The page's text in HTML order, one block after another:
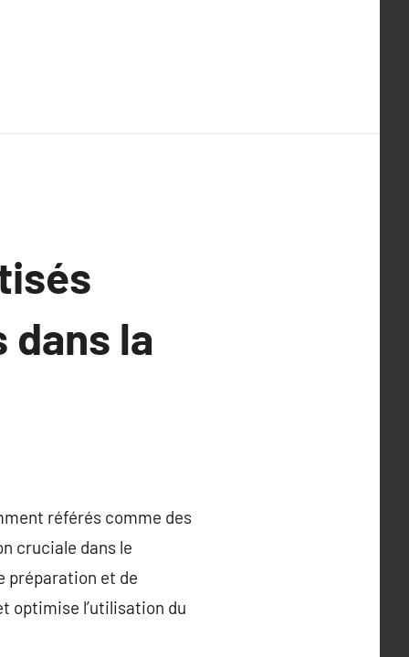
dans la
référés comme des
cruciale dans le
préparation et de
optimise l’utilisation du